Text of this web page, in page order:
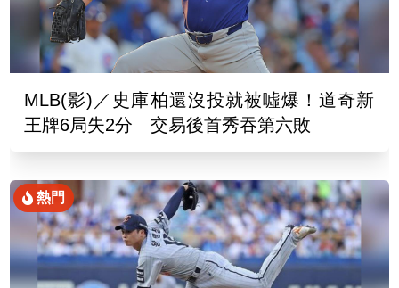
MLB(影)／史庫柏還沒投就被噓爆！道奇新
王牌6局失2分 交易後首秀吞第六敗
熱門